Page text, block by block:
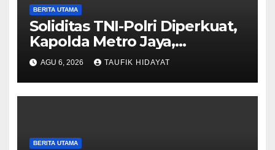
BERITA UTAMA
Soliditas TNI-Polri Diperkuat,
Kapolda Metro Jaya,
Pangdam Jaya, dan
Dankorbrimob Jalin
Silaturahmi
AGU 6, 2026 TAUFIK HIDAYAT
BERITA UTAMA